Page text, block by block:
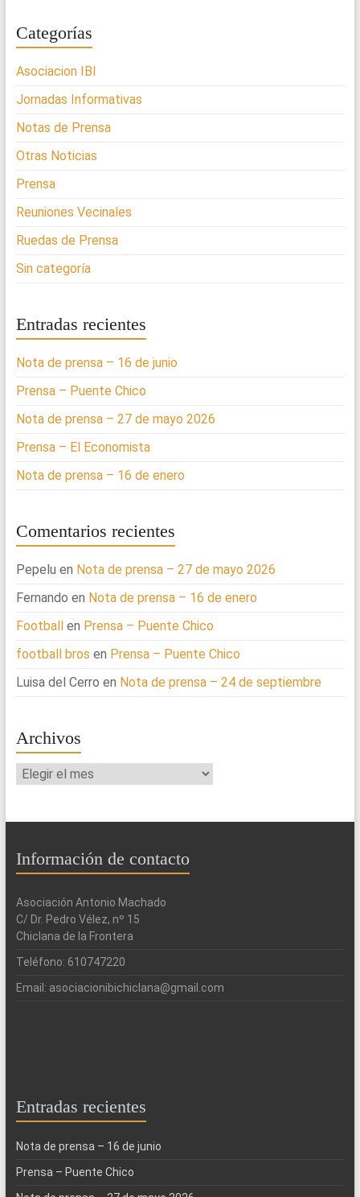
Categorías
Asociacion IBI
Jornadas Informativas
Notas de Prensa
Otras Noticias
Prensa
Reuniones Vecinales
Ruedas de Prensa
Sin categoría
Entradas recientes
Nota de prensa – 16 de junio
Prensa – Puente Chico
Nota de prensa – 27 de mayo 2026
Prensa – El Economista
Nota de prensa – 16 de enero
Comentarios recientes
Pepelu en Nota de prensa – 27 de mayo 2026
Fernando en Nota de prensa – 16 de enero
Footballen Prensa – Puente Chico
football bros en Prensa – Puente Chico
Luisa del Cerro en Nota de prensa – 24 de septiembre
Archivos
Archivos
Información de contacto
Asociación Antonio Machado
C/ Dr. Pedro Vélez, nº 15
Chiclana de la Frontera
Teléfono: 610747220
Email: asociacionibichiclana@gmail.com
Entradas recientes
Nota de prensa – 16 de junio
Prensa – Puente Chico